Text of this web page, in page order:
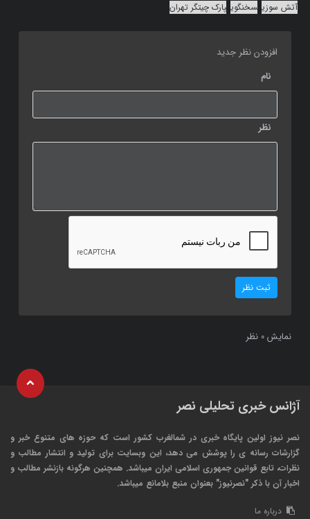
آتش سوزی سخنگوی پارک چیتگر تهران
افزودن نظر جدید
نام
نظر
ثبت نظر
نمایش 0 نظر
آژانس خبری تحلیلی نصر
نصر نیوز اولین پایگاه خبری در شمالغرب کشور است که حوزه های متنوع خبر و
گزارشات رسانه ی را پوشش می دهد، این وبسایت برای تولید و انتشار مطالب و
نظرات، تابع قوانین جمهوری اسلامی ایران میباشد. همچنین هرگونه بازنشر مطالب و
اخبار آن با ذکر "نصرنیوز" بعنوان منبع بلامانع میباشد.
درباره ما